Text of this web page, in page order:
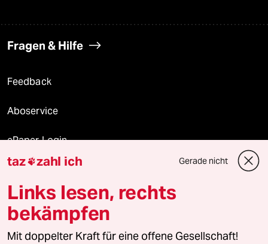
Fragen & Hilfe
Feedback
Aboservice
ePaper Login
Downloads für Abonnierende
© 2026 taz Verlags und Vertriebs GmbH
Alle Rechte vorbehalten. Bei rechtlichen Fragen oder für Genehmigungen
taz zahl ich Gerade nicht
Links lesen, rechts
bekämpfen
Mit doppelter Kraft für eine offene Gesellschaft!